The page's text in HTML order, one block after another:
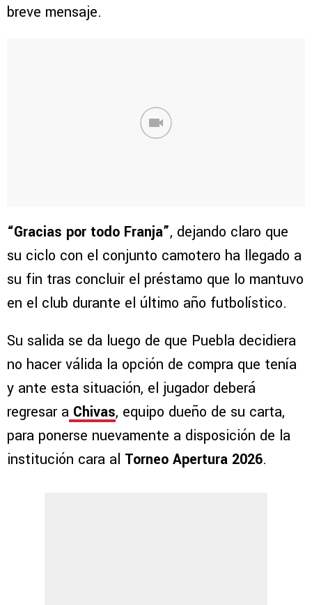
breve mensaje.
“Gracias por todo Franja”, dejando claro que
su ciclo con el conjunto camotero ha llegado a
su fin tras concluir el préstamo que lo mantuvo
en el club durante el último año futbolístico.
Su salida se da luego de que Puebla decidiera
no hacer válida la opción de compra que tenía
y ante esta situación, el jugador deberá
regresar a Chivas, equipo dueño de su carta,
para ponerse nuevamente a disposición de la
institución cara al Torneo Apertura 2026.